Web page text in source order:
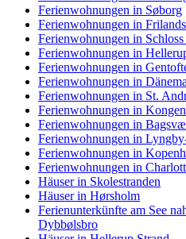
Ferienwohnungen in Søborg
Ferienwohnungen in
Ferienwohnungen in
Ferienwohnungen in
Ferienwohnungen in
Ferienwohnungen in
Ferienwohnungen in St.
Ferienwohnungen in
Ferienwohnungen in
Ferienwohnungen in
Ferienwohnungen in
Ferienwohnungen in
Häuser in Skolestranden
Häuser in Hørsholm
Ferienunterkünfte am See
Dybbølsbro